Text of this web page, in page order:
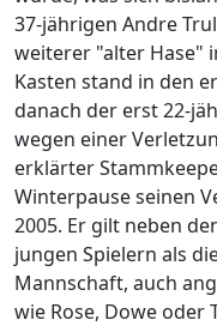
37-jährigen Andre
weiterer "alter Hase"
Kasten stand in den
danach der erst 22-
wegen einer
erklärter
Winterpause seinen
2005. Er gilt neben
jungen Spielern als
Mannschaft, auch
wie Rose, Dowe oder